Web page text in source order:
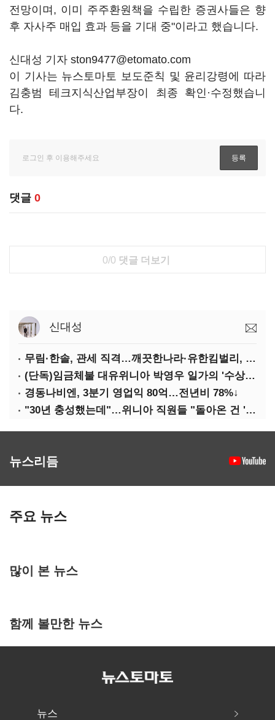
전망이며, 이미 주주환원책을 수립한 증권사들은 향
후 자사주 매입 효과 등을 기대 중"이라고 했습니다.
신대성 기자 ston9477@etomato.com
이 기사는 뉴스토마토 보도준칙 및 윤리강령에 따라
김충범 테크지식산업부장이 최종 확인·수정했습니
다.
댓글 0
0/0 댓글 더보기
신대성
무림·한솔, 관세 직격…깨끗한나라·유한킴벌리, 수익성 악화
(단독)임금체불 대유위니아 박영우 일가의 '수상한 별장'
경동나비엔, 3분기 영업익 80억…전년비 78%↓
"30년 충성했는데"…위니아 직원들 "돌아온 건 '배신'"
뉴스리듬
주요 뉴스
많이 본 뉴스
함께 볼만한 뉴스
뉴스